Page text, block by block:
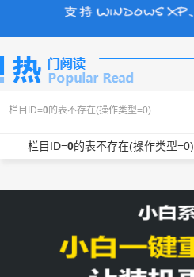
栏目ID=0的表不存在(操作类型=0)
栏目ID=0的表不存在(操作类型=0)